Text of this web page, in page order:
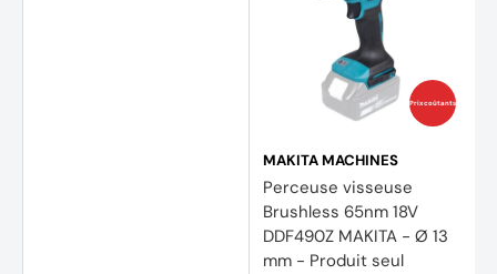
Prix coûtants
MAKITA MACHINES
Perceuse visseuse
Brushless 65nm 18V
DDF490Z MAKITA - Ø 13
mm - Produit seul